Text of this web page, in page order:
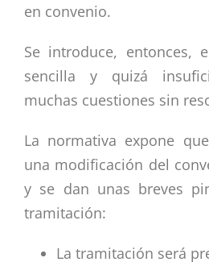
en convenio.
Se introduce, entonces,
sencilla y quizá
muchas cuestiones sin
La normativa expone
una modificación del
y se dan unas breves
tramitación:
La tramitación será